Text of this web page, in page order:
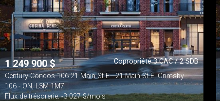
1 249 900$
Copropriété 3 CAC / 2 SDB
Century Condos 106-21 Main St E - 21 Main St E, Grimsby -
106 - ON, L3M 1M7
Flux de trésorerie: -3 027 $/mois